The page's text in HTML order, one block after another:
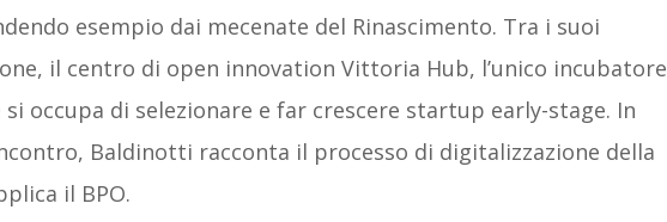
esempio dai mecenate del Rinascimento. Tra i suoi
il centro di open innovation Vittoria Hub, l’unico incubatore
occupa di selezionare e far crescere startup early-stage. In
Baldinotti racconta il processo di digitalizzazione della
il BPO.